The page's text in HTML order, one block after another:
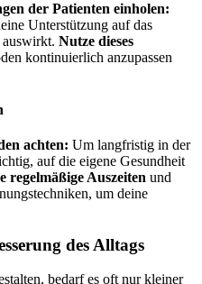
der Patienten einholen:
Unterstützung auf das
Nutze dieses
kontinuierlich anzupassen
achten: Um langfristig in der
auf die eigene Gesundheit
regelmäßige Auszeiten und
um deine
des Alltags
bedarf es oft nur kleiner